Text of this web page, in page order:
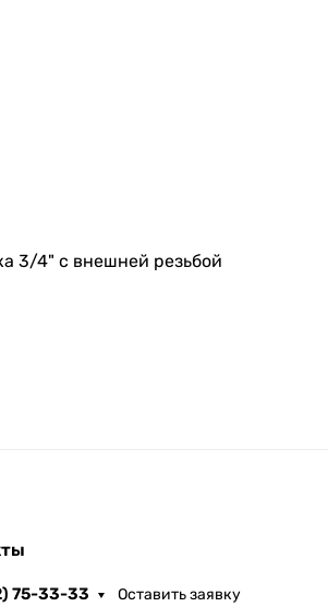
3/4" с внешней резьбой
75-33-33 Оставить заявку